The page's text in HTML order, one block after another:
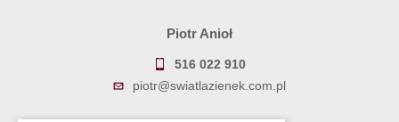
Piotr Anioł
516 022 910
piotr@swiatlazienek.com.pl